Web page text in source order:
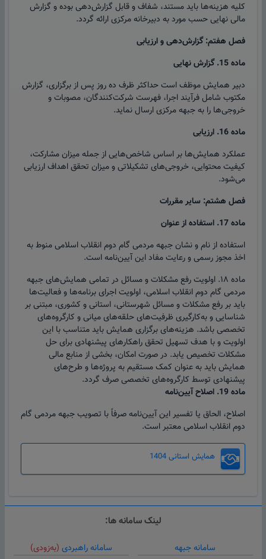
کلیه هزینه‌ها باید مستند، شفاف و قابل گزارش‌دهی بوده و گزارش
مالی نهایی حسب مورد به دبیرخانه مرکزی ارائه گردد.
فصل هفتم: گزارش‌دهی و ارزیابی
ماده 15. گزارش نهایی
دبیر همایش موظف است حداکثر ظرف ده روز پس از برگزاری، گزارش
مکتوب شامل فرآیند اجرا، فهرست شرکت‌کنندگان، مصوبات و
خروجی‌ها را به جبهه مرکزی ارسال نماید.
ماده 16. ارزیابی
عملکرد همایش‌ها بر اساس شاخص‌هایی از جمله میزان مشارکت،
کیفیت محتوایی، خروجی‌های تشکیلاتی و میزان تحقق اهداف ارزیابی
می‌شود.
فصل هشتم: سایر مقررات
ماده 17. استفاده از عنوان
استفاده از نام و نشان جبهه مردمی گام دوم انقلاب اسلامی منوط به
اخذ مجوز رسمی و رعایت مفاد این آیین‌نامه است.
ماده ۱۸. اولویت رفع مشکلات و مسائل در تمامی همایش‌های جبهه
مردمی گام دوم انقلاب اسلامی، اولویت اجرای برنامه‌ها و فعالیت‌ها
باید بر رفع مشکلات و مسائل شهرستانی، استانی و کشوری، مبتنی بر
شناسایی و به‌کارگیری ظرفیت‌های حلقه‌های میانی و کارگروه‌های
تخصصی باشد. هزینه‌های برگزاری همایش باید متناسب با این
اولویت و با هدف تسهیل تحقق راهکارهای پیشنهادی برای حل
مشکلات تخصیص یابد. در صورت امکان، بخشی از منابع مالی
همایش باید به عنوان کمک مستقیم به پروژه‌ها و طرح‌های
پیشنهادی توسط کارگروه‌های تخصصی صرف گردد.
ماده 19. اصلاح آیین‌نامه
اصلاح، الحاق یا تفسیر این آیین‌نامه صرفاً با تصویب جبهه مردمی گام
دوم انقلاب اسلامی معتبر است.
همایش استانی 1404
لینک سامانه ها:
سامانه جبهه
سامانه راهبردی (به‌زودی)